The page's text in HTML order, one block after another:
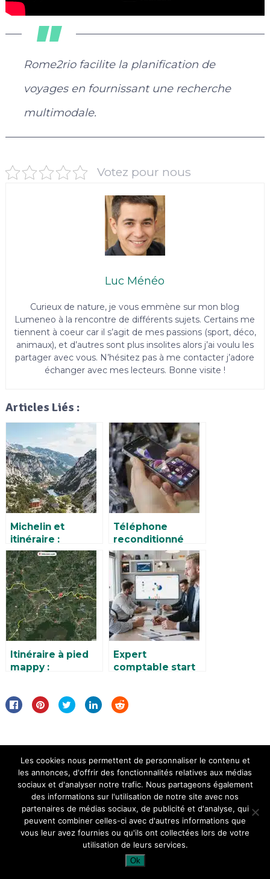
Rome2rio facilite la planification de
voyages en fournissant une recherche
multimodale.
Votez pour nous
Luc Ménéo
Curieux de nature, je vous emmène sur mon blog
Lumeneo à la rencontre de différents sujets. Certains me
tiennent à coeur car il s’agit de mes passions (sport, déco,
animaux), et d’autres sont plus insolites alors j’ai voulu les
partager avec vous. N’hésitez pas à me contacter j’adore
échanger avec mes lecteurs. Bonne visite !
Articles Liés :
Michelin et
itinéraire :
Découvrez les
meilleures routes
et destinations
pour vos voyages
Téléphone
reconditionné
Darty : Guide
complet pour
choisir le meilleur
modèle au
meilleur prix
Itinéraire à pied
mappy :
pour vos balades
Expert
comptable start
partenaire pour
d’entreprise
RÉCEMMENT PUBLIÉ
Comparateur débroussailleuse Stihl
: Trouvez le meilleur modèle pour
Les cookies nous permettent de personnaliser le contenu et
les annonces, d'offrir des fonctionnalités relatives aux médias
sociaux et d'analyser notre trafic. Nous partageons également
des informations sur l'utilisation de notre site avec nos
partenaires de médias sociaux, de publicité et d'analyse, qui
peuvent combiner celles-ci avec d'autres informations que
vous leur avez fournies ou qu'ils ont collectées lors de votre
utilisation de leurs services.
Ok